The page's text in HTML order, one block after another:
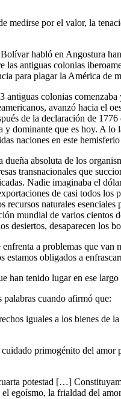
por el valor, la
habló en Angostura
las antiguas colonias
para plagar la América de
antiguas colonias
avanzó hacia el
de la declaración de
dominante que es hoy. A
naciones en este
absoluta de los
transnacionales que
Nadie imaginaba el
de casi todos
recursos naturales
mundial de varios cientos
desiertos, desaparecen los
a problemas que
estamos obligados a
han tenido lugar en ese
cuando afirmó que:
iguales a los bienes de la
primogénito del
potestad […]
egoísmo, la frialdad del